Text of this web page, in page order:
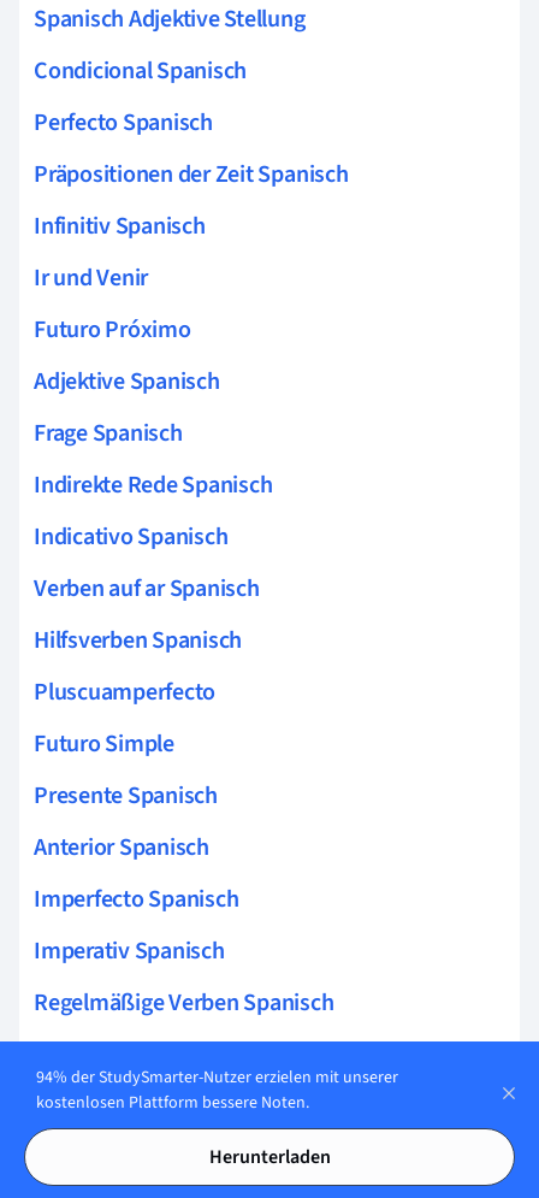
Spanisch Adjektive Stellung
Condicional Spanisch
Perfecto Spanisch
Präpositionen der Zeit Spanisch
Infinitiv Spanisch
Ir und Venir
Futuro Próximo
Adjektive Spanisch
Frage Spanisch
Indirekte Rede Spanisch
Indicativo Spanisch
Verben auf ar Spanisch
Hilfsverben Spanisch
Pluscuamperfecto
Futuro Simple
Presente Spanisch
Anterior Spanisch
Imperfecto Spanisch
Imperativ Spanisch
Regelmäßige Verben Spanisch
Condicional Simple
Condicional Compuesto
94% der StudySmarter-Nutzer erzielen mit unserer
kostenlosen Plattform bessere Noten.
Herunterladen